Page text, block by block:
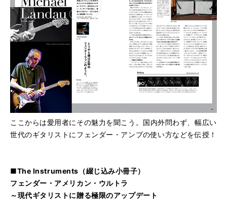
ここからは愛用者にその魅力を聞こう。国内外問わず、幅広い
世代のギタリストにフェンダー・アンプの使い方などを伝授！
■The Instruments（綴じ込み小冊子）
フェンダー・アメリカン・ウルトラ
～現代ギタリストに贈る極限のアップデート